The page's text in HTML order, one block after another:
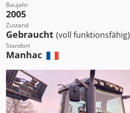
Baujahr
2005
Zustand
Gebraucht (voll funktionsfähig)
Standort
Manhac